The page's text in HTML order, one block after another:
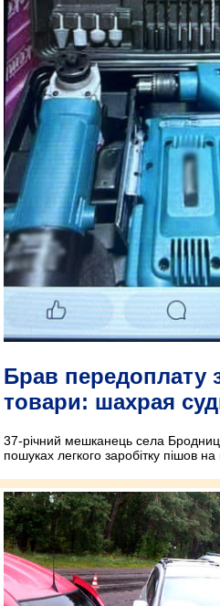
Брав передоплату
товари: шахрая
37-річний мешканець села
пошуках легкого заробітку пішов